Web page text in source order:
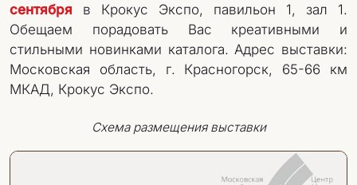
сентября в Крокус Экспо, павильон 1, зал 1.
Обещаем порадовать Вас креативными и
стильными новинками каталога. Адрес выставки:
Московская область, г. Красногорск, 65-66 км
МКАД, Крокус Экспо.
Схема размещения выставки